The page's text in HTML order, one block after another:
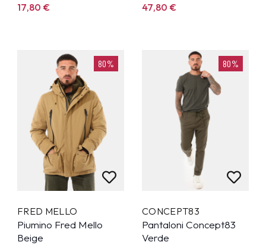
17,80€
47,80€
80%
FRED MELLO
Piumino Fred Mello
Beige
80%
CONCEPT83
Pantaloni Concept83
Verde